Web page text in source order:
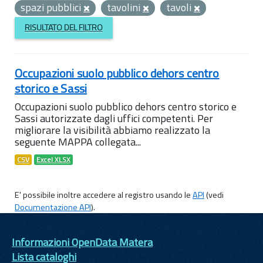
spazi pubblici
tavolini tavoli
RISULTATO DEL FILTRO
Occupazioni suolo pubblico dehors centro
storico e Sassi
Occupazioni suolo pubblico dehors centro storico e
Sassi autorizzate dagli uffici competenti. Per
migliorare la visibilità abbiamo realizzato la
seguente MAPPA collegata...
CSV Excel XLSX
E' possibile inoltre accedere al registro usando leAPI(vedi
Documentazione API).
Informazioni OpenData Matera
Lista cataloghi